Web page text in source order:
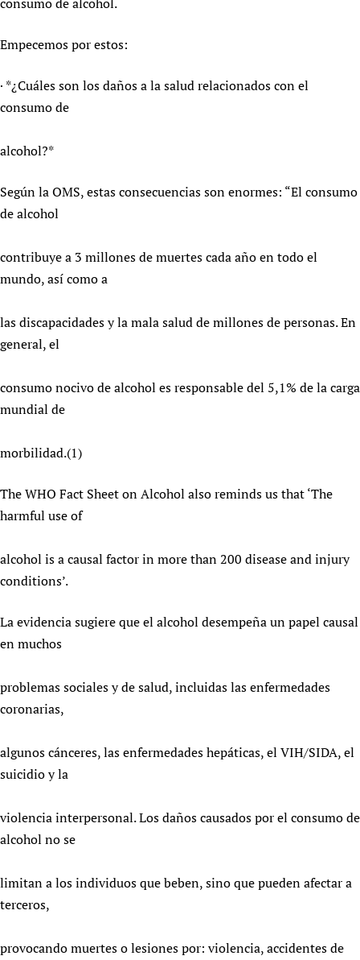
Empecemos por estos:
· *¿Cuáles son los daños a la salud relacionados con el
consumo de
alcohol?*
Según la OMS, estas consecuencias son enormes: “El consumo
de alcohol
contribuye a 3 millones de muertes cada año en todo el
mundo, así como a
las discapacidades y la mala salud de millones de personas. En
general, el
consumo nocivo de alcohol es responsable del 5,1% de la carga
mundial de
morbilidad.(1)
The WHO Fact Sheet on Alcohol also reminds us that ‘The
harmful use of
alcohol is a causal factor in more than 200 disease and injury
conditions’.
La evidencia sugiere que el alcohol desempeña un papel causal
en muchos
problemas sociales y de salud, incluidas las enfermedades
coronarias,
algunos cánceres, las enfermedades hepáticas, el VIH/SIDA, el
suicidio y la
violencia interpersonal. Los daños causados por el consumo de
alcohol no se
limitan a los individuos que beben, sino que pueden afectar a
terceros,
provocando muertes o lesiones por: violencia, accidentes de